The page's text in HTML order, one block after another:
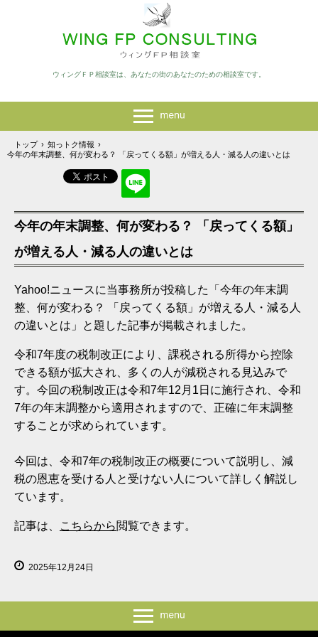
ウィングＦＰ相談室は、あなたの街のあなたのための相談室です。
トップ › 知っトク情報 ›
今年の年末調整、何が変わる？ 「戻ってくる額」が増える人・減る人の違いとは
今年の年末調整、何が変わる？ 「戻ってくる額」
が増える人・減る人の違いとは
Yahoo!ニュースに当事務所が投稿した「今年の年末調
整、何が変わる？ 「戻ってくる額」が増える人・減る人
の違いとは」と題した記事が掲載されました。
令和7年度の税制改正により、課税される所得から控除
できる額が拡大され、多くの人が減税される見込みで
す。今回の税制改正は令和7年12月1日に施行され、令和
7年の年末調整から適用されますので、正確に年末調整
することが求められています。
今回は、令和7年の税制改正の概要について説明し、減
税の恩恵を受ける人と受けない人について詳しく解説し
ています。
記事は、 こちらから閲覧できます。
2025年12月24日